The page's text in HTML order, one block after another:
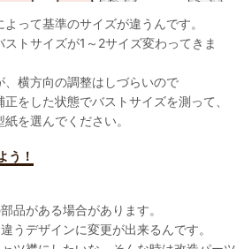
って基準のサイズが違うんです。
トサイズが1～2サイズ変わってきま
横方向の調整はしづらいので
をした状態でバストサイズを測って、
を選んでください。
う！
品がある場合があります。
うデザインに変更が出来るんです。